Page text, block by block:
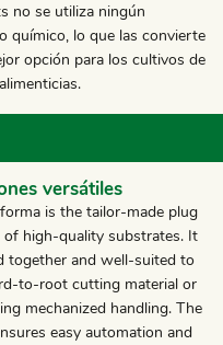
no se utiliza ningún
químico, lo que las convierte
opción para los cultivos de
versátiles
is the tailor-made plug
high-quality substrates. It
together and well-suited to
to-root cutting material or
mechanized handling. The
easy automation and